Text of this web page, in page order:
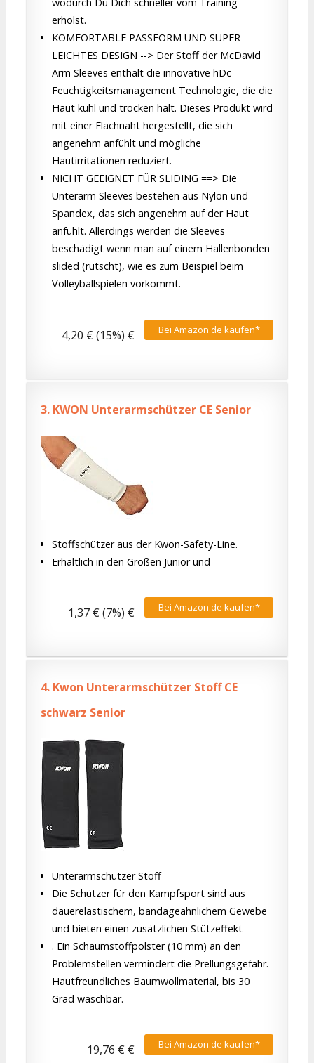
erholst.
KOMFORTABLE PASSFORM UND SUPER
LEICHTES DESIGN --> Der Stoff der McDavid
Arm Sleeves enthält die innovative hDc
Feuchtigkeitsmanagement Technologie, die die
Haut kühl und trocken hält. Dieses Produkt wird
mit einer Flachnaht hergestellt, die sich
angenehm anfühlt und mögliche
Hautirritationen reduziert.
NICHT GEEIGNET FÜR SLIDING ==> Die
Unterarm Sleeves bestehen aus Nylon und
Spandex, das sich angenehm auf der Haut
anfühlt. Allerdings werden die Sleeves
beschädigt wenn man auf einem Hallenbonden
slided (rutscht), wie es zum Beispiel beim
Volleyballspielen vorkommt.
Bei Amazon.de kaufen*
4,20 € (15%) €
3. KWON Unterarmschützer CE Senior
Stoffschützer aus der Kwon-Safety-Line.
Erhältlich in den Größen Junior und
Bei Amazon.de kaufen*
1,37 € (7%) €
4. Kwon Unterarmschützer Stoff CE
schwarz Senior
Unterarmschützer Stoff
Die Schützer für den Kampfsport sind aus
dauerelastischem, bandageähnlichem Gewebe
und bieten einen zusätzlichen Stützeffekt
. Ein Schaumstoffpolster (10 mm) an den
Problemstellen vermindert die Prellungsgefahr.
Hautfreundliches Baumwollmaterial, bis 30
Grad waschbar.
Bei Amazon.de kaufen*
19,76 € €